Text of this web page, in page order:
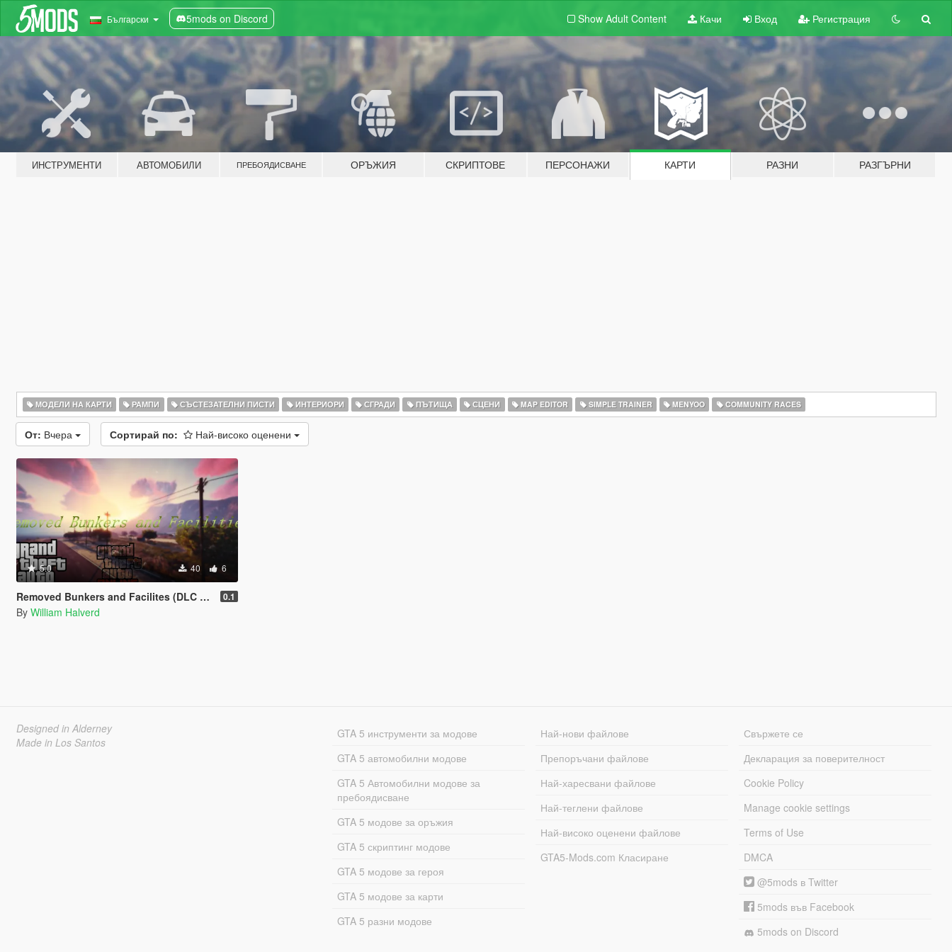
Български 5mods on Discord Show Adult Content Качи Вход Регистрация
ИНСТРУМЕНТИ АВТОМОБИЛИ ПРЕБОЯДИСВАНЕ ОРЪЖИЯ СКРИПТОВЕ ПЕРСОНАЖИ КАРТИ РАЗНИ РАЗГЪРНИ
МОДЕЛИ НА КАРТИ РАМПИ СЪСТЕЗАТЕЛНИ ПИСТИ ИНТЕРИОРИ СГРАДИ ПЪТИЩА СЦЕНИ MAP EDITOR SIMPLE TRAINER MENYOO COMMUNITY RACES
От: Вчера Сортирай по: Най-високо оценени
5.0 40 6
Removed Bunkers and Facilites (DLC add-on) 0.1
By William Halverd
Designed in Alderney
Made in Los Santos
GTA 5 инструменти за модове
GTA 5 автомобилни модове
GTA 5 Автомобилни модове за
пребоядисване
GTA 5 модове за оръжия
GTA 5 скриптинг модове
GTA 5 модове за героя
GTA 5 модове за карти
GTA 5 разни модове
Най-нови файлове
Препоръчани файлове
Най-харесвани файлове
Най-теглени файлове
Най-високо оценени файлове
GTA5-Mods.com Класиране
Свържете се
Декларация за поверителност
Cookie Policy
Manage cookie settings
Terms of Use
DMCA
@5mods в Twitter
5mods във Facebook
5mods on Discord